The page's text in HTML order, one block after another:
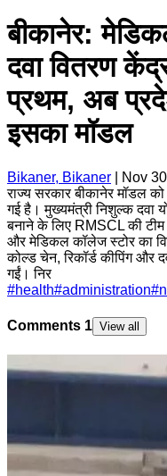
बीकानेर:
दवा वितरण
प्रथम, अब
इसका मॉडल
Bikaner, Bikaner
Nov
राज्य सरकार बीकानेर मॉडल
गई है। मुख्यमंत्री निशुल्क दवा
बनाने के लिए RMSCL की टीम
और मेडिकल कॉलेज स्टोर का
कोल्ड चेन, रिकॉर्ड कीपिंग और
गईं। निर
#health#administration#
Comments 1 View all